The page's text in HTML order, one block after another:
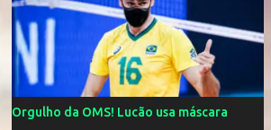
traição do canto...
Orgulho da OMS! Lucão usa máscara